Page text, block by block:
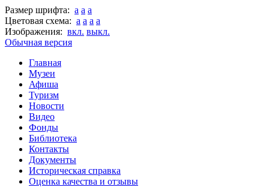
Размер шрифта: a a a
Цветовая схема: a a a a
Изображения: вкл. выкл.
Обычная версия
Главная
Музеи
Афиша
Туризм
Новости
Видео
Фонды
Библиотека
Контакты
Документы
Историческая справка
Оценка качества и отзывы